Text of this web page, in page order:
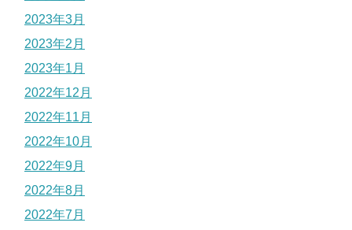
2023年3月
2023年2月
2023年1月
2022年12月
2022年11月
2022年10月
2022年9月
2022年8月
2022年7月